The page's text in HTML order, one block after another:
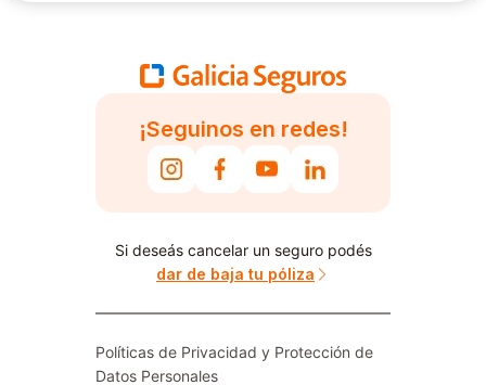
¡Seguinos en redes!
Si deseás cancelar un seguro podés
dar de baja tu póliza
Políticas de Privacidad y Protección de
Datos Personales